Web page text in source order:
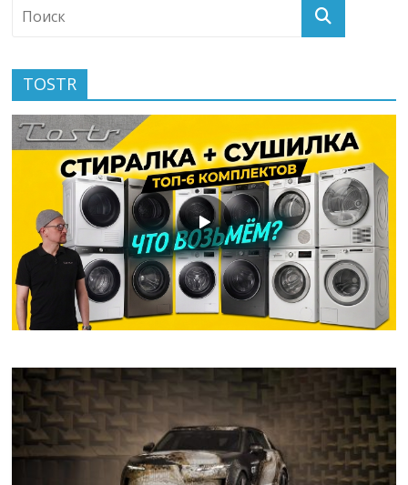
TOSTR